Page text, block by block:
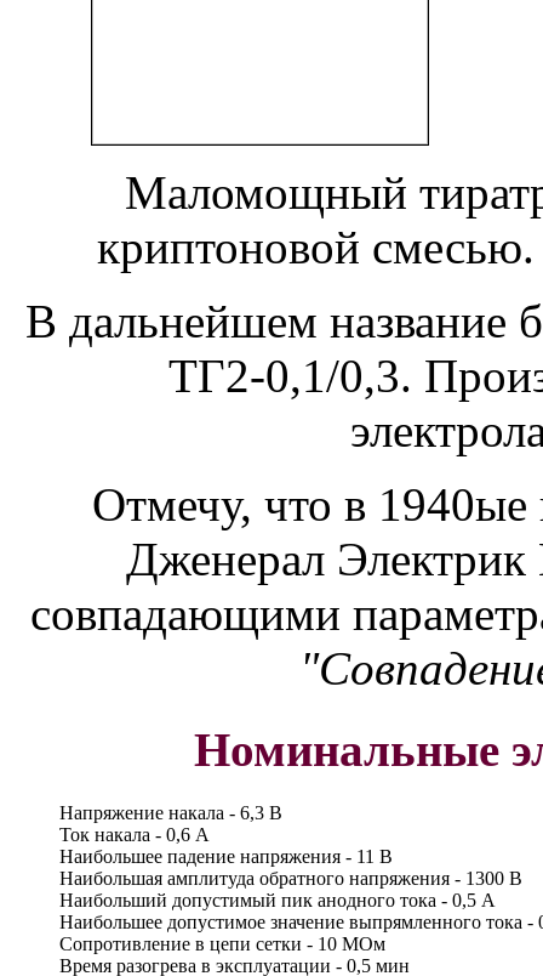
Маломощный
криптоновой
В дальнейшем название
ТГ2-0,1/0,3.
Отмечу, что в
Дженерал
совпадающими
Номинальные
Напряжение накала - 6,3 В
Ток накала - 0,6 А
Наибольшее падение напряжения - 11 В
Наибольшая амплитуда обратного напряжения - 1300 В
Наибольший допустимый пик анодного тока - 0,5 А
Наибольшее допустимое значение выпрямленного тока -
Сопротивление в цепи сетки - 10 МОм
Время разогрева в эксплуатации - 0,5 мин